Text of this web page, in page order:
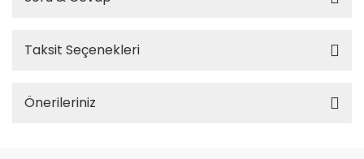
Taksit Seçenekleri
Önerileriniz